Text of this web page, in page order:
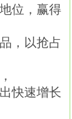
位，赢得
，以抢占
快速增长